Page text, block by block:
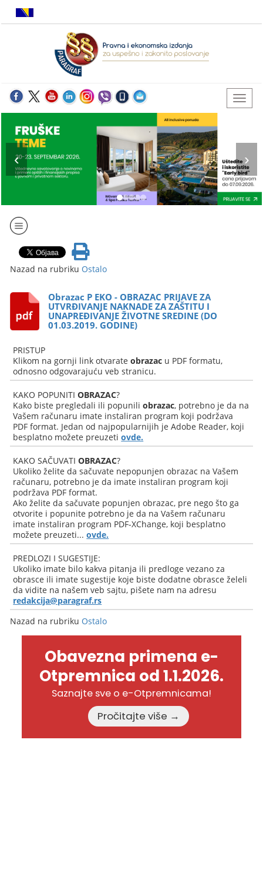
Nazad na rubriku Ostalo
Obrazac P EKO - OBRAZAC PRIJAVE ZA
UTVRĐIVANJE NAKNADE ZA ZAŠTITU I
UNAPREĐIVANJE ŽIVOTNE SREDINE (DO
01.03.2019. GODINE)
PRISTUP
Klikom na gornji link otvarateobrazac u PDF formatu,
odnosno odgovarajuću veb stranicu.
KAKO POPUNITIOBRAZAC?
Kako biste pregledali ili popuniliobrazac, potrebno je da na
Vašem računaru imate instaliran program koji podržava
PDF format. Jedan od najpopularnijih je Adobe Reader, koji
besplatno možete preuzetiovde.
KAKO SAČUVATIOBRAZAC?
Ukoliko želite da sačuvate nepopunjen obrazac na Vašem
računaru, potrebno je da imate instaliran program koji
podržava PDF format.
Ako želite da sačuvate popunjen obrazac, pre nego što ga
otvorite i popunite potrebno je da na Vašem računaru
imate instaliran program PDF-XChange, koji besplatno
možete preuzeti...ovde.
PREDLOZI I SUGESTIJE:
Ukoliko imate bilo kakva pitanja ili predloge vezano za
obrasce ili imate sugestije koje biste dodatne obrasce želeli
da vidite na našem veb sajtu, pišete nam na adresu
redakcija@paragraf.rs
Nazad na rubriku Ostalo
Obavezna primena e-
Otpremnica od 1.1.2026.
Saznajte sve o e-Otpremnicama!
Pročitajte više →